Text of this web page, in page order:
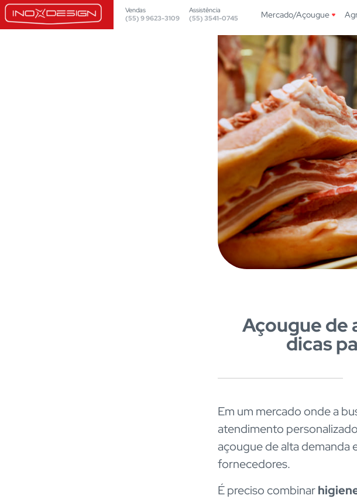
Vendas
(55) 9 9623-3109
Assistência
(55) 3541-0745
Mercado/Açougue
Açougue de
dicas
Em um mercado onde a
atendimento
açougue de alta demanda
fornecedores.
É preciso combinar